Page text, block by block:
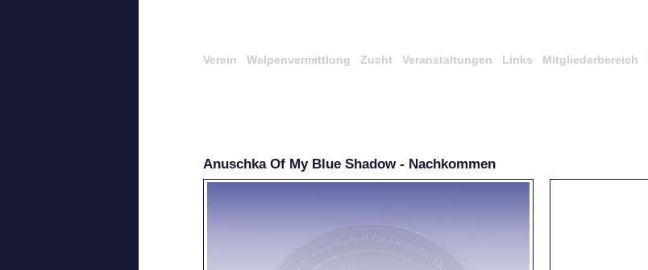
Verein Welpenvermittlung Zucht Veranstaltungen Links Mitgliederbereich
Anuschka Of My Blue Shadow - Nachkommen